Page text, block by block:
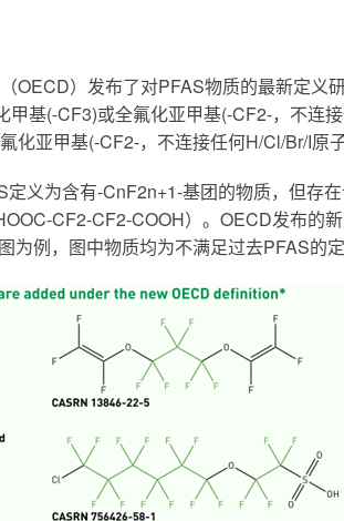
OECD）发布了对PFAS物质的最新定义
甲基(-CF3)或全氟化亚甲基(-CF2-，不连
化亚甲基(-CF2-，不连接任何H/Cl/Br/I原
义为含有-CnF2n+1-基团的物质，但存
CF2-CF2-COOH）。OECD发布的
为例，图中物质均为不满足过去PFAS的